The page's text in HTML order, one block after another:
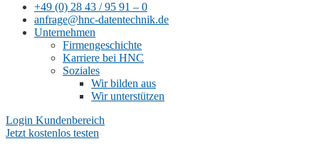
+49 (0) 28 43 / 95 91 – 0
anfrage@hnc-datentechnik.de
Unternehmen
Firmengeschichte
Karriere bei HNC
Soziales
Wir bilden aus
Wir unterstützen
Login Kundenbereich
Jetzt kostenlos testen